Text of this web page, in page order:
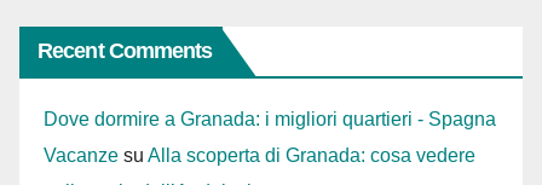
Recent Comments
Dove dormire a Granada: i migliori quartieri - Spagna
Vacanze su Alla scoperta di Granada: cosa vedere